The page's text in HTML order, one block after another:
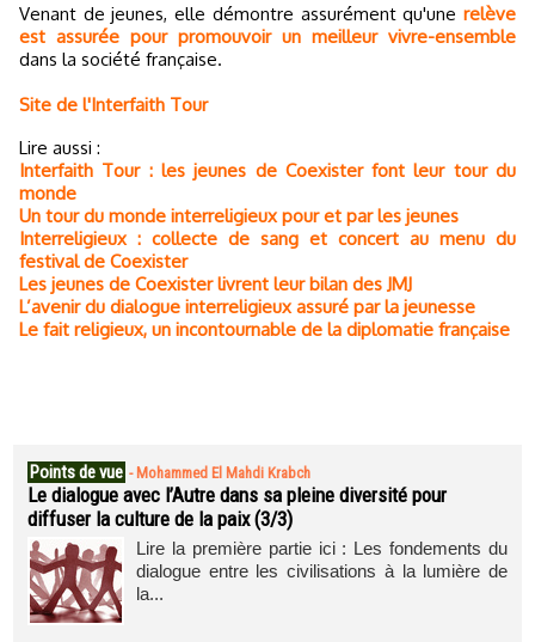
Venant de jeunes, elle démontre assurément qu'une relève
est assurée pour promouvoir un meilleur vivre-ensemble
dans la société française.
Site de l'Interfaith Tour
Lire aussi :
Interfaith Tour : les jeunes de Coexister font leur tour du
monde
Un tour du monde interreligieux pour et par les jeunes
Interreligieux : collecte de sang et concert au menu du
festival de Coexister
Les jeunes de Coexister livrent leur bilan des JMJ
L’avenir du dialogue interreligieux assuré par la jeunesse
Le fait religieux, un incontournable de la diplomatie française
Points de vue - Mohammed El Mahdi Krabch
Le dialogue avec l’Autre dans sa pleine diversité pour
diffuser la culture de la paix (3/3)
Lire la première partie ici : Les fondements du
dialogue entre les civilisations à la lumière de
la...